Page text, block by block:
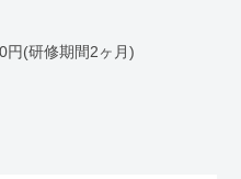
円(研修期間2ヶ月)